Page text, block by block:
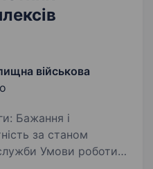
військова
за станом
Умови роботи: